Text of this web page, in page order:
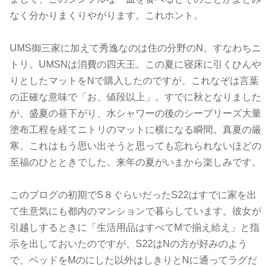
なく分かりまくりやがります。これホント。
UMS御三家に加えて秀逸なのは住の分野のN。すなわちニ
トリ。UMSNは消費の四天王。この夏に寝床に引くひんや
りとしたマットをNで購入したのですが、これなぞは言葉
の正確な意味で「お、値段以上」。すでに秋となりました
が、盛夏の昼下がり、水シャワーの後のシーブリーズ大量
塗布工程を経てニトリのマットに横になる瞬間。真夏の厳
寒。これはもう思い出そうと思っても忘れられないほどの
至福のひとときでした。来年の夏がいまから楽しみです。
このブログの初期でS８ぐらいだったS22はすでに家を出
て生意気にも都内のマンションで暮らしています。彼女が
引越しするときに「生活用品はすべてMで揃え給え」と指
示を出しておいたのですが、S22はNの方が好みのよう
で、ベッドをMのにした以外はしきりとNに通ってラグだ